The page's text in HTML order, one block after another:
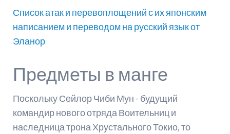
Список атак и перевоплощений с их японским
написанием и переводом на русский язык от
Эланор
Предметы в манге
Поскольку Сейлор Чиби Мун - будущий
командир нового отряда Воительниц и
наследница трона Хрустального Токио, то